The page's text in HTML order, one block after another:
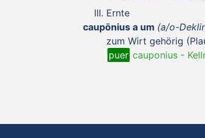
Ernte
caupōnius a um (a/o-
zum Wirt gehörig
puer cauponius -